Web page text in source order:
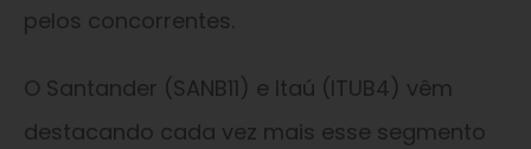
pelos concorrentes.
O Santander (SANB11) e Itaú (ITUB4) vêm
destacando cada vez mais esse segmento